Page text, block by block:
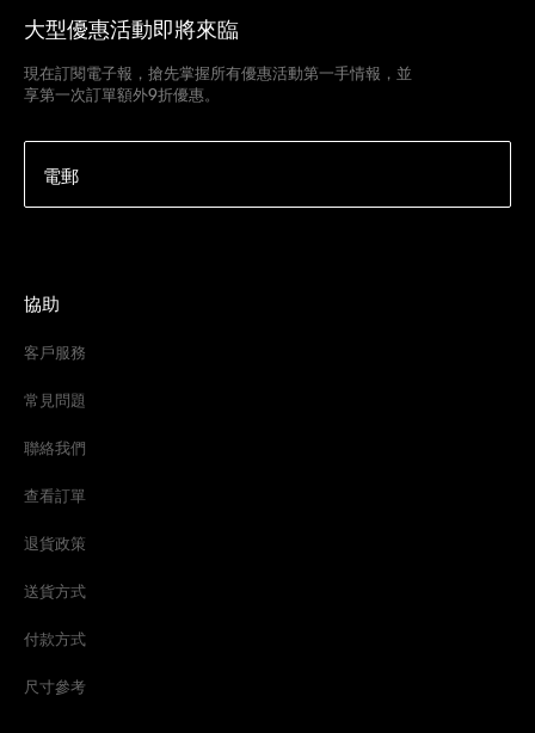
大型優惠活動即將來臨
現在訂閱電子報，搶先掌握所有優惠活動第一手情報，並
享第一次訂單額外9折優惠。
電郵
協助
客戶服務
常見問題
聯絡我們
查看訂單
退貨政策
送貨方式
付款方式
尺寸參考